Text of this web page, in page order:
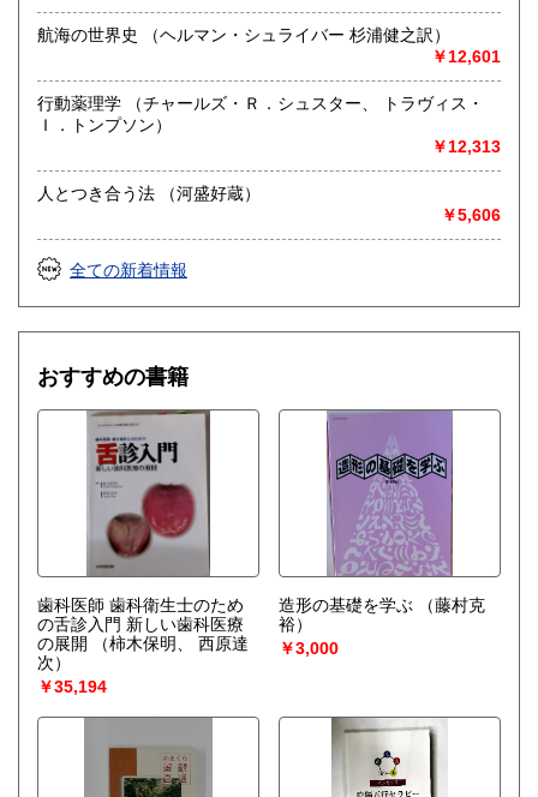
航海の世界史 （ヘルマン・シュライバー 杉浦健之訳）
￥12,601
行動薬理学 （チャールズ・Ｒ．シュスター、 トラヴィス・
Ｉ．トンプソン）
￥12,313
人とつき合う法 （河盛好蔵）
￥5,606
全ての新着情報
おすすめの書籍
歯科医師 歯科衛生士のため
の舌診入門 新しい歯科医療
の展開
（柿木保明、 西原達
次）
￥35,194
造形の基礎を学ぶ
（藤村克
裕）
￥3,000